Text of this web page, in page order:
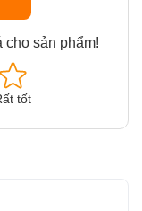
sản phẩm!
tốt